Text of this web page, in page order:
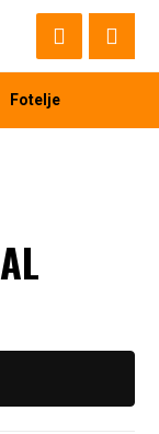
Fotelje